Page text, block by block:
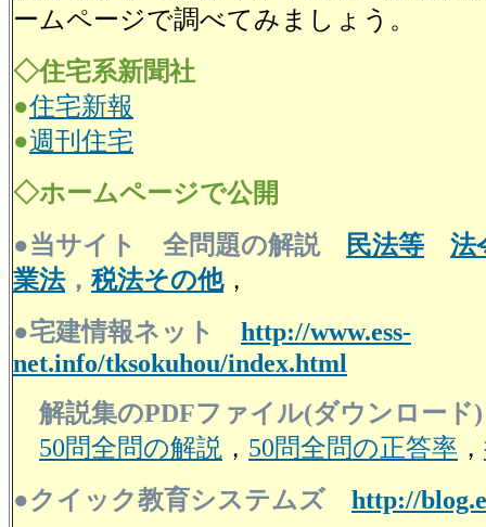
ームページで調べてみましょう。
◇住宅系新聞社
●住宅新報
●週刊住宅
◇ホームページで公開
●当サイト 全問題の解説
民法等
法
業法， 税法その他，
●宅建情報ネット http://www.ess-
net.info/tksokuhou/index.html
解説集のPDFファイル(ダウンロード)
50問全問の解説 ， 50問全問の正答率 ，
●クイック教育システムズ http://